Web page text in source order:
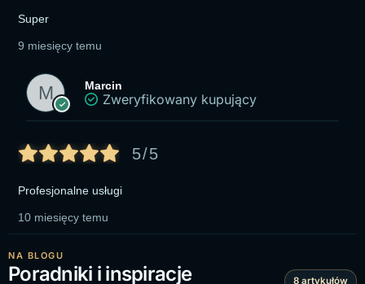
Super
9 miesięcy temu
Marcin
Zweryfikowany kupujący
5/5
Profesjonalne usługi
10 miesięcy temu
NA BLOGU
Poradniki i inspiracje 8 artykułów